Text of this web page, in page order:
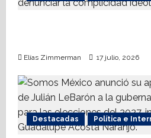
Elías Zimmerman 17 julio, 2026
Destacadas Política e